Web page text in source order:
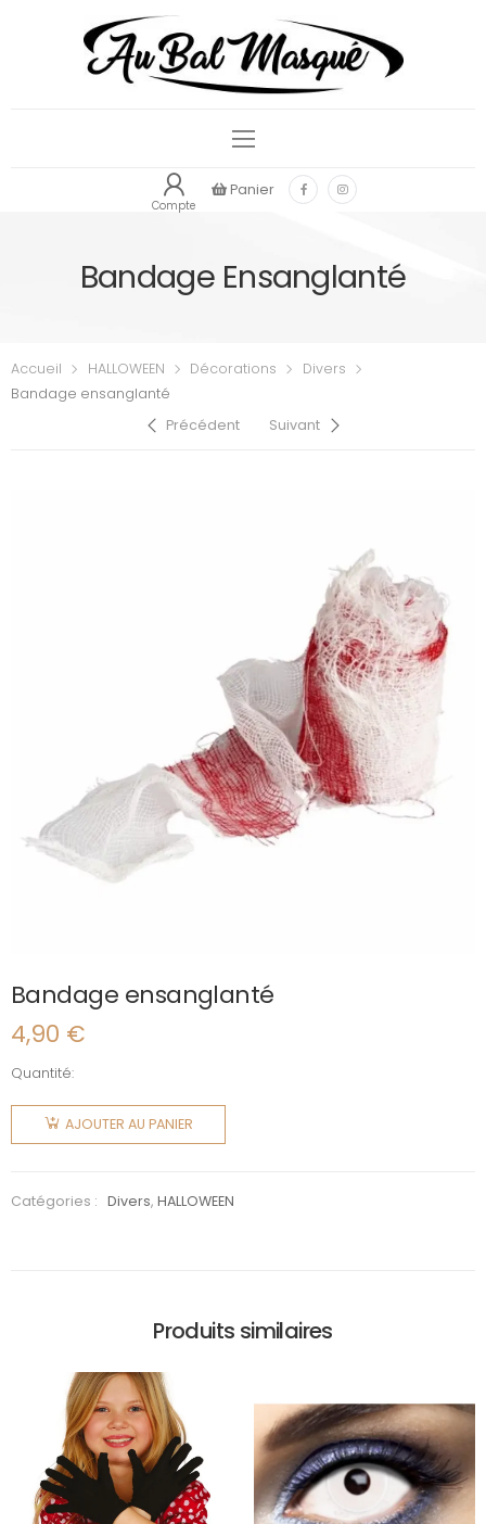
Compte
Panier
Bandage Ensanglanté
Accueil HALLOWEEN Décorations
Divers
Bandage ensanglanté
Précédent
Suivant
Bandage ensanglanté
4,90 €
Quantité:
quantité
Bandage
AJOUTER AU PANIER
Catégories : Divers,HALLOWEEN
Produits similaires